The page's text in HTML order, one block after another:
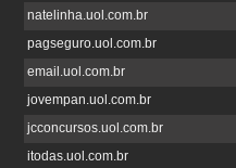
natelinha.uol.com.br
pagseguro.uol.com.br
email.uol.com.br
jovempan.uol.com.br
jcconcursos.uol.com.br
itodas.uol.com.br